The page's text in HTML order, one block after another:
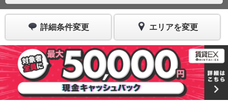
詳細条件変更 エリアを変更